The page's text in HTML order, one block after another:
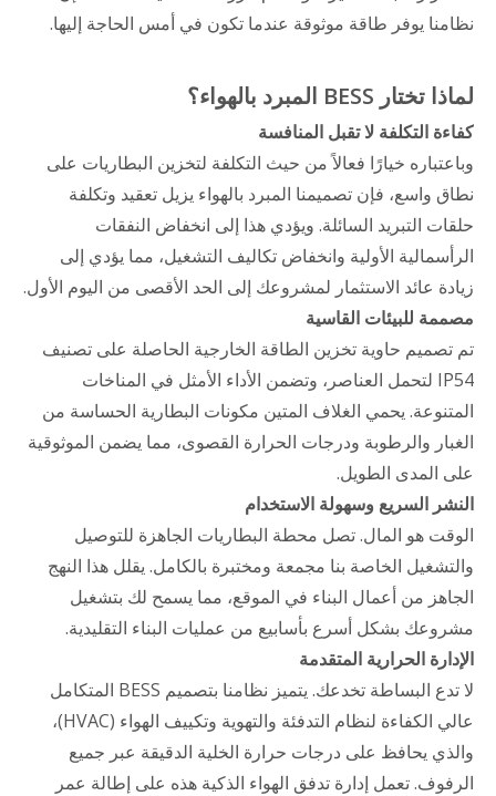
نظامنا يوفر طاقة موثوقة عندما تكون في أمس الحاجة إليها.
لماذا تختار BESS المبرد بالهواء؟
كفاءة التكلفة لا تقبل المنافسة
وباعتباره خيارًا فعالاً من حيث التكلفة لتخزين البطاريات على
نطاق واسع، فإن تصميمنا المبرد بالهواء يزيل تعقيد وتكلفة
حلقات التبريد السائلة. ويؤدي هذا إلى انخفاض النفقات
الرأسمالية الأولية وانخفاض تكاليف التشغيل، مما يؤدي إلى
زيادة عائد الاستثمار لمشروعك إلى الحد الأقصى من اليوم الأول.
مصممة للبيئات القاسية
تم تصميم حاوية تخزين الطاقة الخارجية الحاصلة على تصنيف
IP54 لتحمل العناصر، وتضمن الأداء الأمثل في المناخات
المتنوعة. يحمي الغلاف المتين مكونات البطارية الحساسة من
الغبار والرطوبة ودرجات الحرارة القصوى، مما يضمن الموثوقية
على المدى الطويل.
النشر السريع وسهولة الاستخدام
الوقت هو المال. تصل محطة البطاريات الجاهزة للتوصيل
والتشغيل الخاصة بنا مجمعة ومختبرة بالكامل. يقلل هذا النهج
الجاهز من أعمال البناء في الموقع، مما يسمح لك بتشغيل
مشروعك بشكل أسرع بأسابيع من عمليات البناء التقليدية.
الإدارة الحرارية المتقدمة
لا تدع البساطة تخدعك. يتميز نظامنا بتصميم BESS المتكامل
عالي الكفاءة لنظام التدفئة والتهوية وتكييف الهواء (HVAC)،
والذي يحافظ على درجات حرارة الخلية الدقيقة عبر جميع
الرفوف. تعمل إدارة تدفق الهواء الذكية هذه على إطالة عمر